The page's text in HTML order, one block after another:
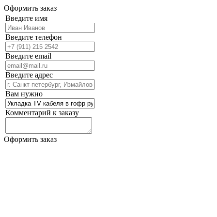
Оформить заказ
Введите имя
Введите телефон
Введите email
Введите адрес
Вам нужно
Комментарий к заказу
Оформить заказ